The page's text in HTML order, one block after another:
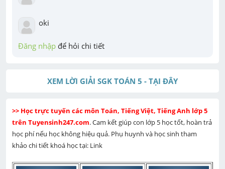
oki
Đăng nhập để hỏi chi tiết
XEM LỜI GIẢI SGK TOÁN 5 - TẠI ĐÂY
>> Học trực tuyến các môn Toán, Tiếng Việt, Tiếng Anh lớp 5
trên Tuyensinh247.com. Cam kết giúp con lớp 5 học tốt, hoàn trả
học phí nếu học không hiệu quả. Phụ huynh và học sinh tham
khảo chi tiết khoá học tại: Link